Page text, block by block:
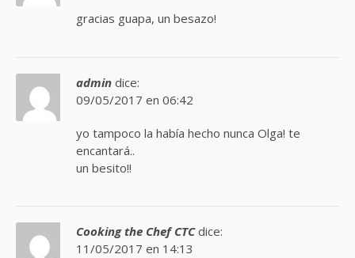
gracias guapa, un besazo!
admin dice:
09/05/2017 en 06:42
yo tampoco la había hecho nunca Olga! te
encantará..
un besito!!
Cooking the Chef CTC dice:
11/05/2017 en 14:13